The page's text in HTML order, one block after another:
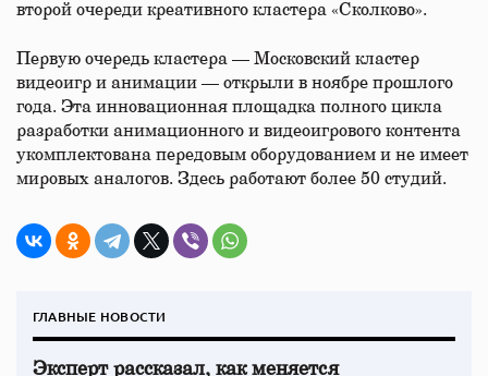
второй очереди креативного кластера «Сколково».
Первую очередь кластера — Московский кластер
видеоигр и анимации — открыли в ноябре прошлого
года. Эта инновационная площадка полного цикла
разработки анимационного и видеоигрового контента
укомплектована передовым оборудованием и не имеет
мировых аналогов. Здесь работают более 50 студий.
ГЛАВНЫЕ НОВОСТИ
Эксперт рассказал, как меняется